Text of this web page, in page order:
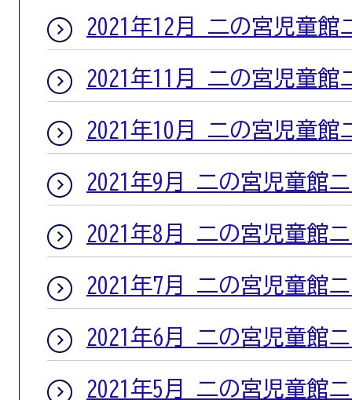
2021年12月 二の宮児童館
2021年11月 二の宮児童館
2021年10月 二の宮児童館
2021年9月 二の宮児童館
2021年8月 二の宮児童館
2021年7月 二の宮児童館
2021年6月 二の宮児童館
2021年5月 二の宮児童館